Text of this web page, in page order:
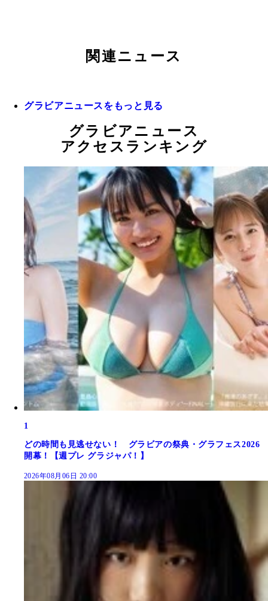
関連ニュース
グラビアニュースをもっと見る
グラビアニュース
アクセスランキング
1
どの時間も見逃せない！ グラビアの祭典・グラフェス2026
開幕！【週プレ グラジャパ！】
2026年08月06日 20:00